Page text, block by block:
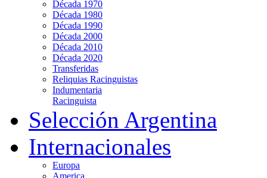
Década 1970
Década 1980
Década 1990
Década 2000
Década 2010
Década 2020
Transferidas
Reliquias Racinguistas
Indumentaria
Racinguista
Selección Argentina
Internacionales
Europa
America